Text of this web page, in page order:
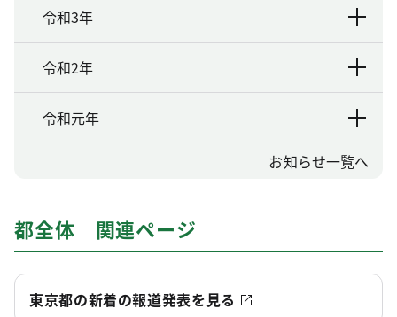
令和3年
令和2年
令和元年
お知らせ一覧へ
都全体 関連ページ
東京都の新着の報道発表を見る